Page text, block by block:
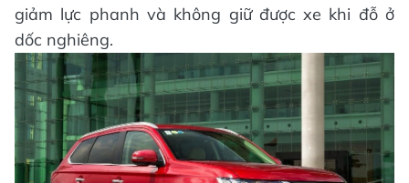
giảm lực phanh và không giữ được xe khi đỗ ở
dốc nghiêng.